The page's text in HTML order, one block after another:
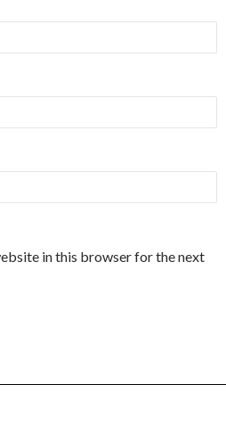
in this browser for the next